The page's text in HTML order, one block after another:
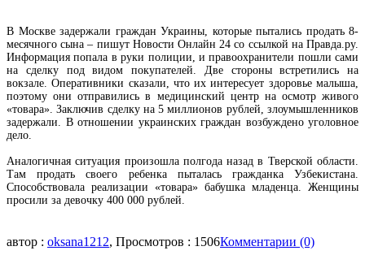
В Москве задержали граждан Украины, которые пытались продать 8-
месячного сына – пишут Новости Онлайн 24 со ссылкой на Правда.ру.
Информация попала в руки полиции, и правоохранители пошли сами
на сделку под видом покупателей. Две стороны встретились на
вокзале. Оперативники сказали, что их интересует здоровье малыша,
поэтому они отправились в медицинский центр на осмотр живого
«товара». Заключив сделку на 5 миллионов рублей, злоумышленников
задержали. В отношении украинских граждан возбуждено уголовное
дело.
Аналогичная ситуация произошла полгода назад в Тверской области.
Там продать своего ребенка пыталась гражданка Узбекистана.
Способствовала реализации «товара» бабушка младенца. Женщины
просили за девочку 400 000 рублей.
автор : oksana1212, Просмотров : 1506Комментарии (0)